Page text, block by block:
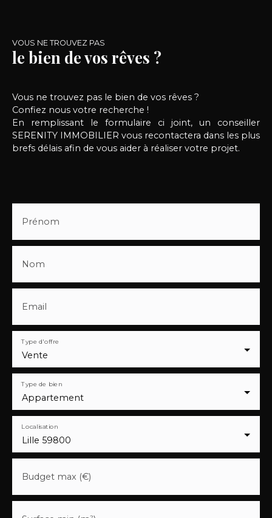
VOUS NE TROUVEZ PAS
le bien de vos rêves ?
Vous ne trouvez pas le bien de vos rêves ?
Confiez nous votre recherche !
En remplissant le formulaire ci joint, un conseiller
SERENITY IMMOBILIER vous recontactera dans les plus
brefs délais afin de vous aider à réaliser votre projet.
Prénom
Nom
Email
Vente
Type d'offre
Appartement
Type de bien
Lille 59800
Localisation
Budget max (€)